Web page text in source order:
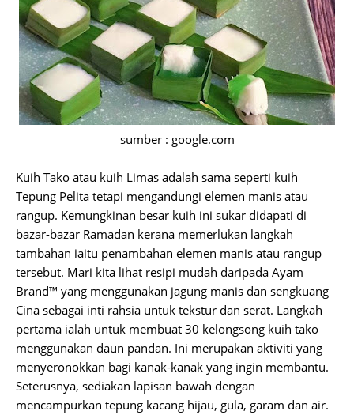
sumber : google.com
Kuih Tako atau kuih Limas adalah sama seperti kuih
Tepung Pelita tetapi mengandungi elemen manis atau
rangup. Kemungkinan besar kuih ini sukar didapati di
bazar-bazar Ramadan kerana memerlukan langkah
tambahan iaitu penambahan elemen manis atau rangup
tersebut. Mari kita lihat resipi mudah daripada Ayam
Brand™ yang menggunakan jagung manis dan sengkuang
Cina sebagai inti rahsia untuk tekstur dan serat. Langkah
pertama ialah untuk membuat 30 kelongsong kuih tako
menggunakan daun pandan. Ini merupakan aktiviti yang
menyeronokkan bagi kanak-kanak yang ingin membantu.
Seterusnya, sediakan lapisan bawah dengan
mencampurkan tepung kacang hijau, gula, garam dan air.